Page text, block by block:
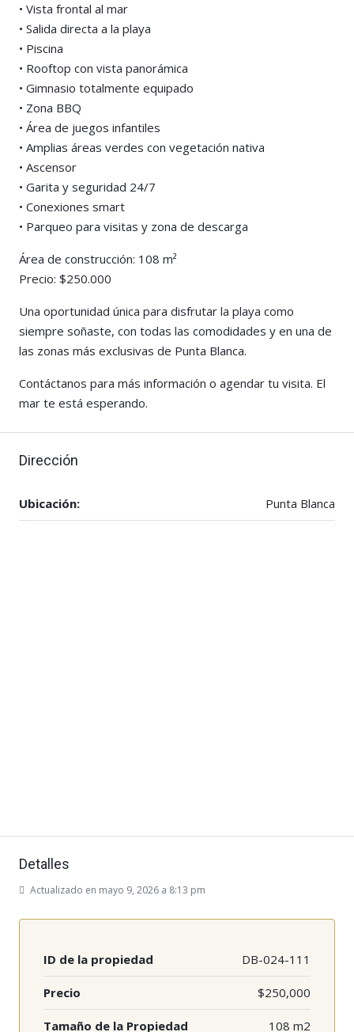
• Vista frontal al mar
• Salida directa a la playa
• Piscina
• Rooftop con vista panorámica
• Gimnasio totalmente equipado
• Zona BBQ
• Área de juegos infantiles
• Amplias áreas verdes con vegetación nativa
• Ascensor
• Garita y seguridad 24/7
• Conexiones smart
• Parqueo para visitas y zona de descarga
Área de construcción: 108 m²
Precio: $250.000
Una oportunidad única para disfrutar la playa como
siempre soñaste, con todas las comodidades y en una de
las zonas más exclusivas de Punta Blanca.
Contáctanos para más información o agendar tu visita. El
mar te está esperando.
Dirección
Ubicación: Punta Blanca
Detalles
Actualizado en mayo 9, 2026 a 8:13 pm
ID de la propiedad DB-024-111
Precio $250,000
Tamaño de la Propiedad 108 m2